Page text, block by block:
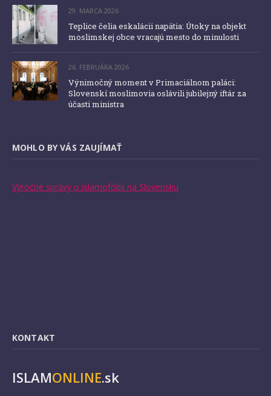
29. MARCA 2026
Teplice čelia eskalácii napätia: Útoky na objekt
moslimskej obce vracajú mesto do minulosti
26. FEBRUÁRA 2026
Výnimočný moment v Primaciálnom paláci:
Slovenskí moslimovia oslávili jubilejný iftár za
účasti ministra
MOHLO BY VÁS ZAUJÍMAŤ
Výročné správy o islamofóbii na Slovensku
KONTAKT
ISLAMONLINE.sk